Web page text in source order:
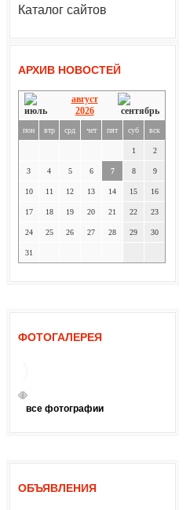
Каталог сайтов
АРХИВ НОВОСТЕЙ
август
2026
пон втр срд чет пят суб вск
1 2
3 4 5 6 7 8 9
10 11 12 13 14 15 16
17 18 19 20 21 22 23
24 25 26 27 28 29 30
31
ФОТОГАЛЕРЕЯ
все фотографии
ОБЪЯВЛЕНИЯ